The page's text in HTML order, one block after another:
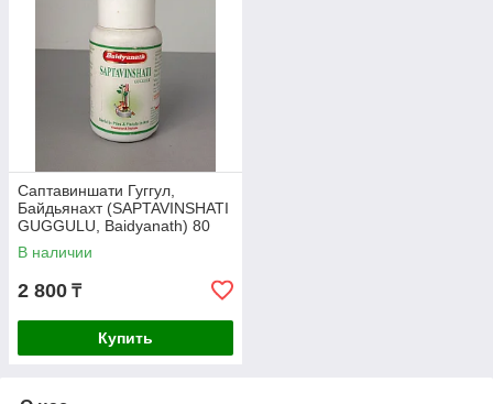
Саптавиншати Гуггул,
Байдьянахт (SAPTAVINSHATI
GUGGULU, Baidyanath) 80
табл.
В наличии
2 800 ₸
Купить